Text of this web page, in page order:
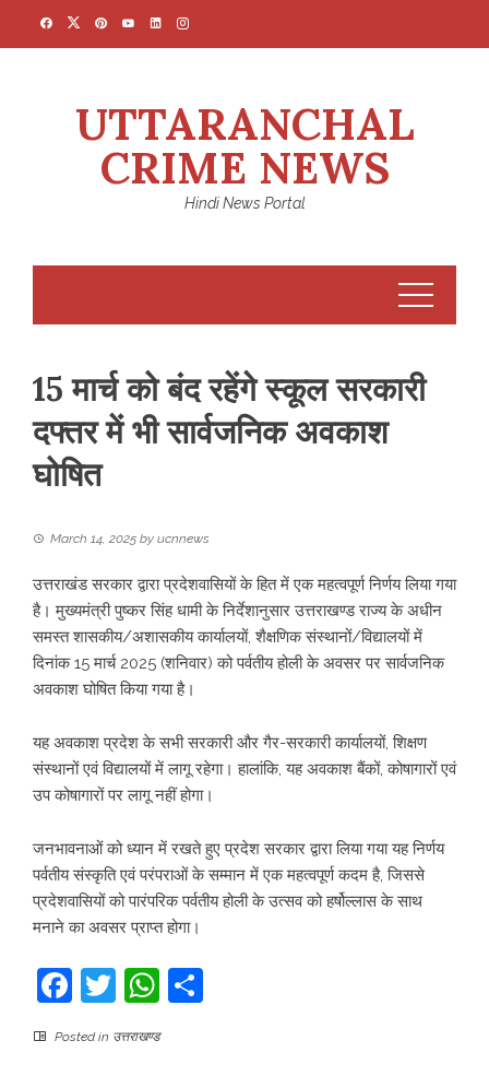
UTTARANCHAL
CRIME NEWS
Hindi News Portal
15 मार्च को बंद रहेंगे स्कूल सरकारी
दफ्तर में भी सार्वजनिक अवकाश
घोषित
March 14, 2025 by ucnnews
उत्तराखंड सरकार द्वारा प्रदेशवासियों के हित में एक महत्वपूर्ण निर्णय लिया गया
है। मुख्यमंत्री पुष्कर सिंह धामी के निर्देशानुसार उत्तराखण्ड राज्य के अधीन
समस्त शासकीय/अशासकीय कार्यालयों, शैक्षणिक संस्थानों/विद्यालयों में
दिनांक 15 मार्च 2025 (शनिवार) को पर्वतीय होली के अवसर पर सार्वजनिक
अवकाश घोषित किया गया है।
यह अवकाश प्रदेश के सभी सरकारी और गैर-सरकारी कार्यालयों, शिक्षण
संस्थानों एवं विद्यालयों में लागू रहेगा। हालांकि, यह अवकाश बैंकों, कोषागारों एवं
उप कोषागारों पर लागू नहीं होगा।
जनभावनाओं को ध्यान में रखते हुए प्रदेश सरकार द्वारा लिया गया यह निर्णय
पर्वतीय संस्कृति एवं परंपराओं के सम्मान में एक महत्वपूर्ण कदम है, जिससे
प्रदेशवासियों को पारंपरिक पर्वतीय होली के उत्सव को हर्षोल्लास के साथ
मनाने का अवसर प्राप्त होगा।
Facebook
TwitterWhatsApp
Posted in उत्तराखण्ड